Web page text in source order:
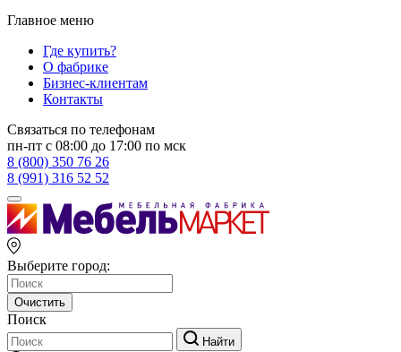
Главное меню
Где купить?
О фабрике
Бизнес-клиентам
Контакты
Связаться по телефонам
пн-пт с 08:00 до 17:00 по мск
8 (800) 350 76 26
8 (991) 316 52 52
Выберите город:
Очистить
Поиск
Найти